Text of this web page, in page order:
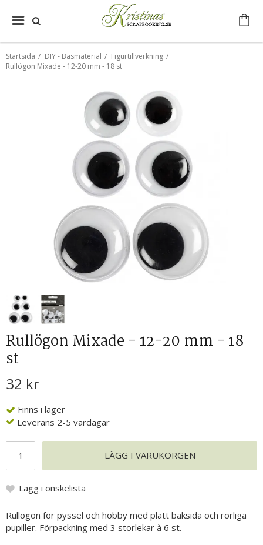
Startsida / DIY - Basmaterial / Figurtillverkning /
Rullögon Mixade - 12-20 mm - 18 st
Rullögon Mixade - 12-20 mm - 18
st
32 kr
Finns i lager
Leverans 2-5 vardagar
LÄGG I VARUKORGEN
Lägg i önskelista
Rullögon för pyssel och hobby med platt baksida och rörliga
pupiller. Förpackning med 3 storlekar à 6 st.